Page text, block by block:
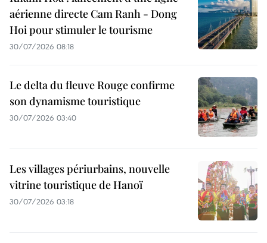
aérienne directe Cam Ranh - Dong
Hoi pour stimuler le tourisme
30/07/2026 08:18
Le delta du fleuve Rouge confirme
son dynamisme touristique
30/07/2026 03:40
Les villages périurbains, nouvelle
vitrine touristique de Hanoï
30/07/2026 03:18